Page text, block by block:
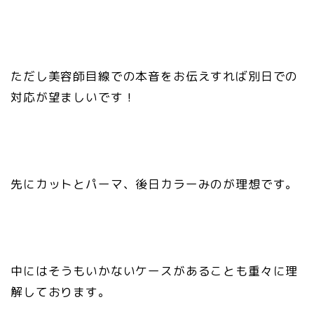
ただし美容師目線での本音をお伝えすれば別日での
対応が望ましいです！
先にカットとパーマ、後日カラーみのが理想です。
中にはそうもいかないケースがあることも重々に理
解しております。